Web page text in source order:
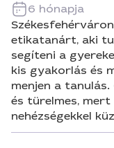
6 hónapja
etikatanárt, aki
segíteni a
kis gyakorlás és
menjen a
és türelmes,
nehézségekkel